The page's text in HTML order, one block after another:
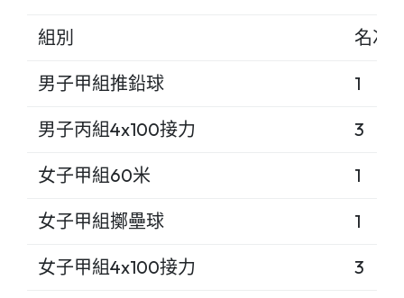
組別 名次
男子甲組推鉛球 1
男子丙組4x100接力 3
女子甲組60米 1
女子甲組擲壘球 1
女子甲組4x100接力 3